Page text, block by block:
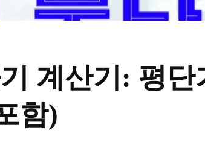
계산기: 평
함)